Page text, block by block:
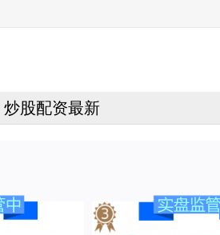
炒股配资最新